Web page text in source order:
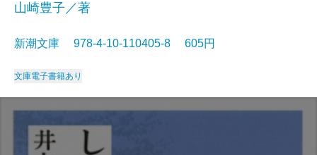
山崎豊子／著
新潮文庫 978-4-10-110405-8 605円
文庫電子書籍あり